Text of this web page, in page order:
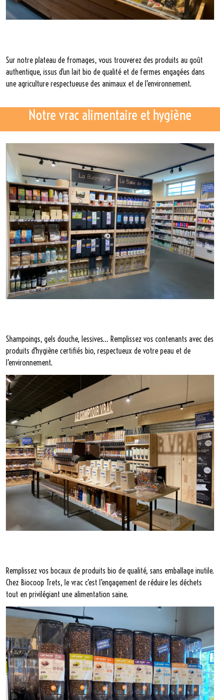
Sur notre plateau de fromages, vous trouverez des produits au goût
authentique, issus d’un lait bio de qualité et de fermes engagées dans
une agriculture respectueuse des animaux et de l’environnement.
Notre vrac alimentaire et hygiène
Shampoings, gels douche, lessives… Remplissez vos contenants avec des
produits d’hygiène certifiés bio, respectueux de votre peau et de
l’environnement.
Remplissez vos bocaux de produits bio de qualité, sans emballage inutile.
Chez Biocoop Trets, le vrac c’est l’engagement de réduire les déchets
tout en privilégiant une alimentation saine.